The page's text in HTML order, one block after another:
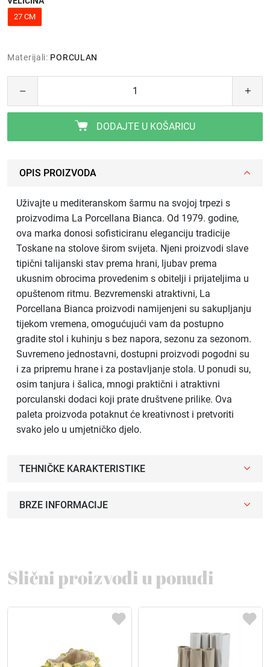
27 CM
Materijali: PORCULAN
DODAJTE U KOŠARICU
OPIS PROIZVODA
Uživajte u mediteranskom šarmu na svojoj trpezi s
proizvodima La Porcellana Bianca. Od 1979. godine,
ova marka donosi sofisticiranu eleganciju tradicije
Toskane na stolove širom svijeta. Njeni proizvodi slave
tipični talijanski stav prema hrani, ljubav prema
ukusnim obrocima provedenim s obitelji i prijateljima u
opuštenom ritmu. Bezvremenski atraktivni, La
Porcellana Bianca proizvodi namijenjeni su sakupljanju
tijekom vremena, omogućujući vam da postupno
gradite stol i kuhinju s bez napora, sezonu za sezonom.
Suvremeno jednostavni, dostupni proizvodi pogodni su
i za pripremu hrane i za postavljanje stola. U ponudi su,
osim tanjura i šalica, mnogi praktični i atraktivni
porculanski dodaci koji prate društvene prilike. Ova
paleta proizvoda potaknut će kreativnost i pretvoriti
svako jelo u umjetničko djelo.
TEHNIČKE KARAKTERISTIKE
BRZE INFORMACIJE
Slični proizvodi u ponudi